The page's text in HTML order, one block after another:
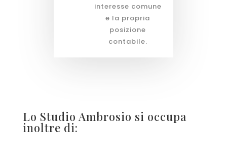
interesse comune
e la propria
posizione
contabile.
Lo Studio Ambrosio si occupa
inoltre di: